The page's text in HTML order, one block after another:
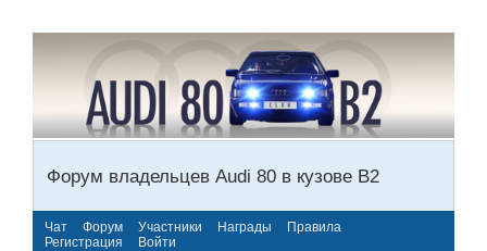
Форум владельцев Audi 80 в кузове В2
Чат Форум Участники Награды
Правила
Регистрация
Войти